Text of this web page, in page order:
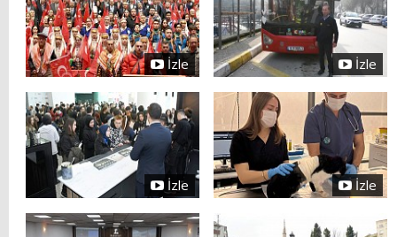
İzle İzle
İzle İzle